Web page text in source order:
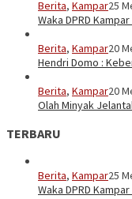
Berita, Kampar25
Waka DPRD
Berita, Kampar20
Hendri Domo :
Berita, Kampar20
Olah Minyak
TERBARU
Berita, Kampar25
Waka DPRD